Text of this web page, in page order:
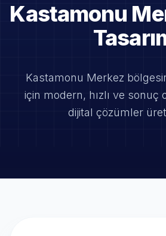
Kastamonu
Kastamonu Merkez
için modern, hızlı ve sonuç
dijital çözümler